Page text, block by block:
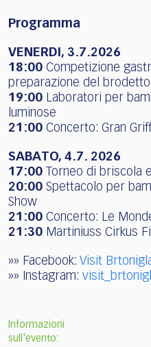
Programma
VENERDI, 3.7.2026
18:00 Competizione
preparazione del brodetto
19:00 Laboratori per
luminose
21:00 Concerto: Gran
SABATO, 4.7. 2026
17:00
Torneo di briscola
20:00 Spettacolo per
Show
21:00 Concerto: Le
21:30 Martiniuss Cirkus
»» Facebook: Visit
»» Instagram:
Informazioni
sull'evento: